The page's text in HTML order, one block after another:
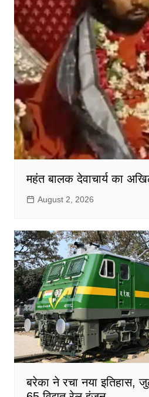
महंत बालक देवाचार्य का
August 2, 2026
बरेका ने रचा नया इतिहास,